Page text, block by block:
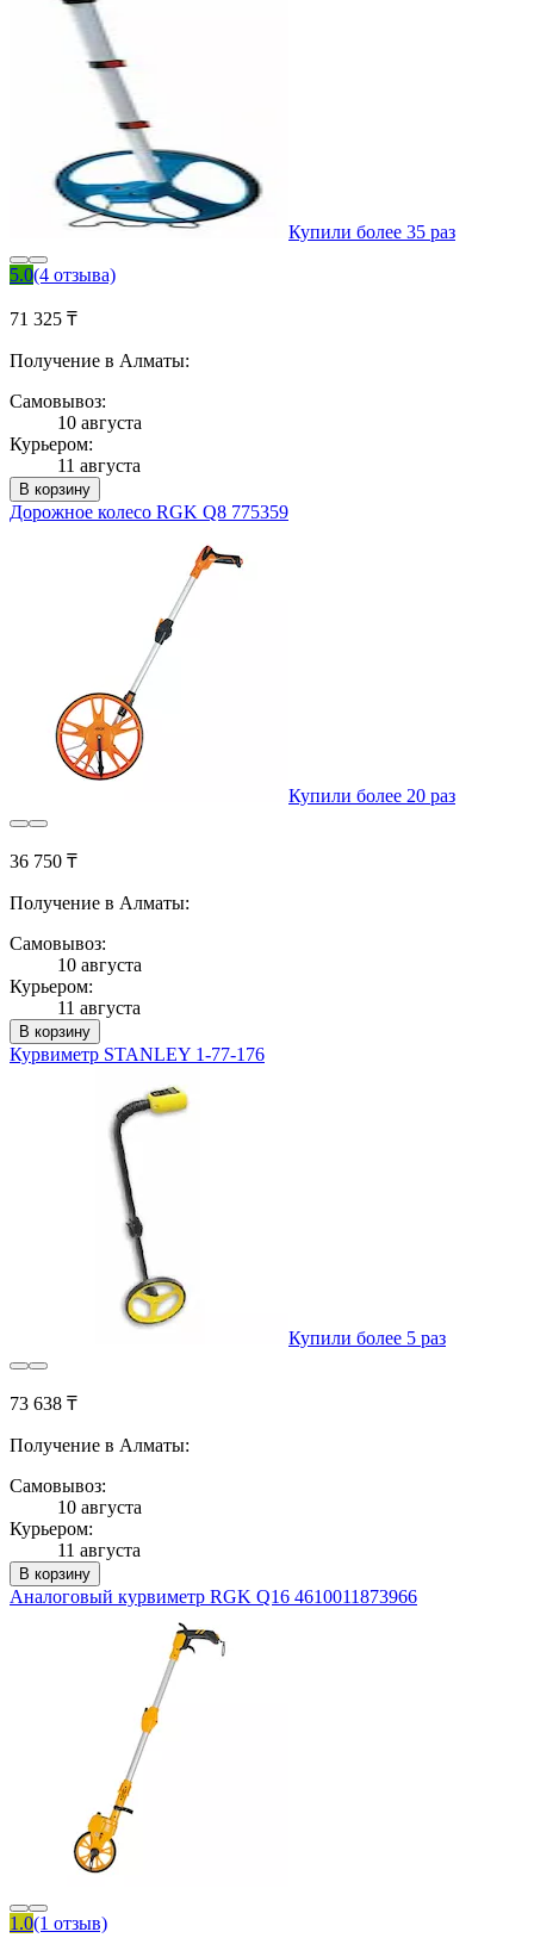
Купили более 35 раз
5.0(4 отзыва)
71 325 ₸
Получение в Алматы:
Самовывоз:
10 августа
Курьером:
11 августа
В корзину
Дорожное колесо RGK Q8 775359
Купили более 20 раз
36 750 ₸
Получение в Алматы:
Самовывоз:
10 августа
Курьером:
11 августа
В корзину
Курвиметр STANLEY 1-77-176
Купили более 5 раз
73 638 ₸
Получение в Алматы:
Самовывоз:
10 августа
Курьером:
11 августа
В корзину
Аналоговый курвиметр RGK Q16 4610011873966
1.0(1 отзыв)